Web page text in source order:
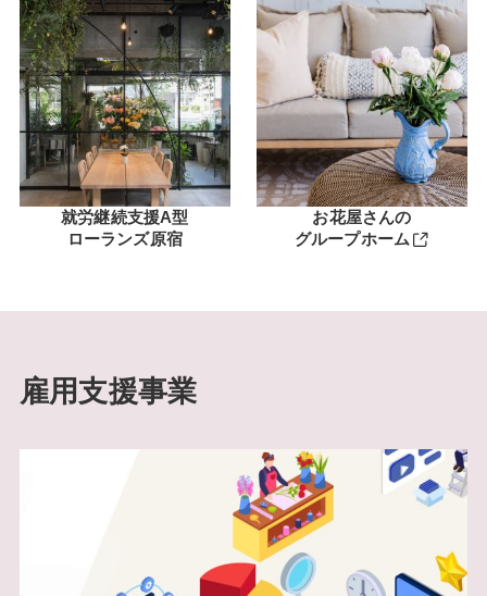
就労継続支援A型
ローランズ原宿
お花屋さんの
グループホーム
雇用支援事業